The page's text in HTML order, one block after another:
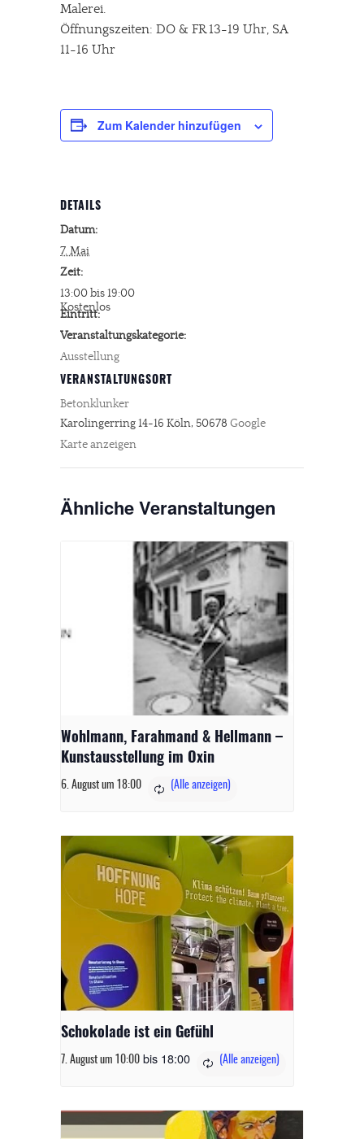
Malerei.
Öffnungszeiten: DO & FR 13-19 Uhr, SA
11-16 Uhr
Zum Kalender hinzufügen
DETAILS
Datum:
7. Mai
Zeit:
13:00 bis 19:00
Eintritt:
Kostenlos
Veranstaltungskategorie:
Ausstellung
VERANSTALTUNGSORT
Betonklunker
Karolingerring 14-16 Köln, 50678 Google
Karte anzeigen
Ähnliche Veranstaltungen
Wohlmann, Farahmand & Hellmann –
Kunstausstellung im Oxin
6. August um 18:00
Schokolade ist ein Gefühl
7. August um 10:00 bis 18:00